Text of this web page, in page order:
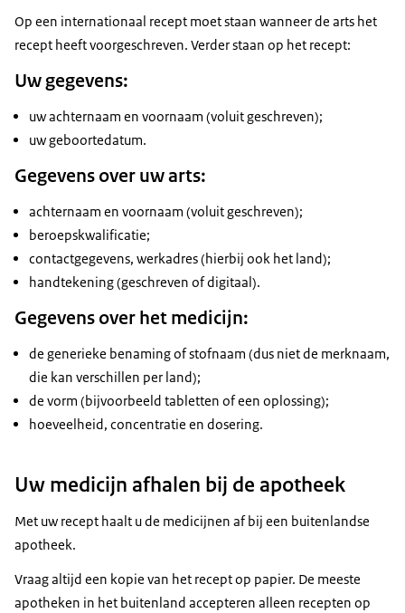
Op een internationaal recept moet staan wanneer de arts het
recept heeft voorgeschreven. Verder staan op het recept:
Uw gegevens:
uw achternaam en voornaam (voluit geschreven);
uw geboortedatum.
Gegevens over uw arts:
achternaam en voornaam (voluit geschreven);
beroepskwalificatie;
contactgegevens, werkadres (hierbij ook het land);
handtekening (geschreven of digitaal).
Gegevens over het medicijn:
de generieke benaming of stofnaam (dus niet de merknaam,
die kan verschillen per land);
de vorm (bijvoorbeeld tabletten of een oplossing);
hoeveelheid, concentratie en dosering.
Uw medicijn afhalen bij de apotheek
Met uw recept haalt u de medicijnen af bij een buitenlandse
apotheek.
Vraag altijd een kopie van het recept op papier. De meeste
apotheken in het buitenland accepteren alleen recepten op